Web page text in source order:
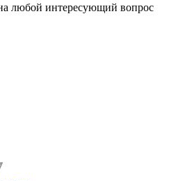
любой интересующий вопрос